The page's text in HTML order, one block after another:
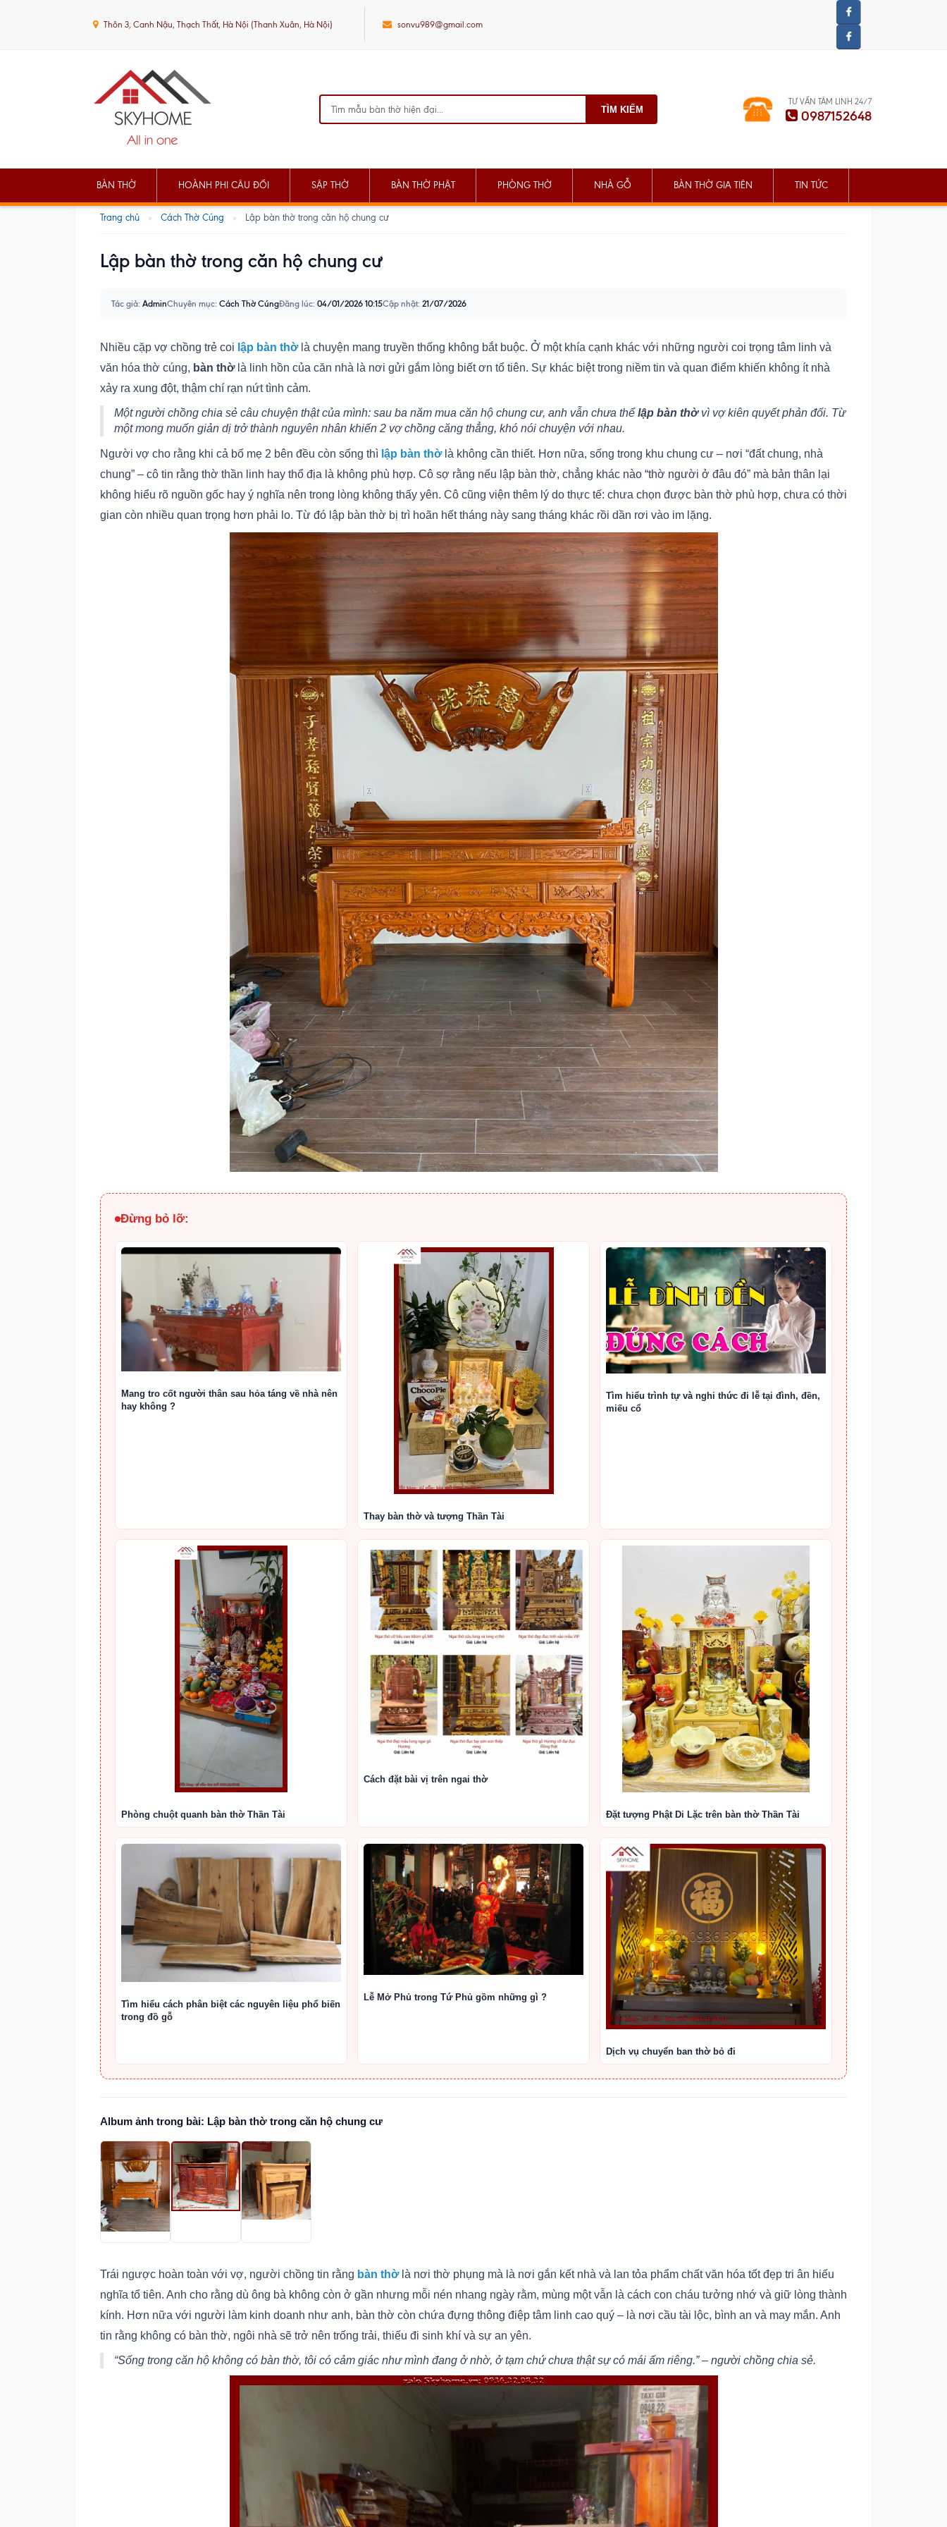
Thôn 3, Canh Nậu, Thạch Thất, Hà Nội (Thanh Xuân, Hà Nội) sonvu989@gmail.com
TÌM KIẾM
TƯ VẤN TÂM LINH 24/7
0987152648
BÀN THỜ HOÀNH PHI CÂU ĐỐI SẬP THỜ BÀN THỜ PHẬT PHÒNG THỜ NHÀ GỖ BÀN THỜ GIA TIÊN TIN TỨC
Trang chủ » Cách Thờ Cúng » Lập bàn thờ trong căn hộ chung cư
Lập bàn thờ trong căn hộ chung cư
Tác giả: AdminChuyên mục: Cách Thờ CúngĐăng lúc: 04/01/2026 10:15Cập nhật: 21/07/2026
Nhiều cặp vợ chồng trẻ coi lập bàn thờlà chuyện mang truyền thống không bắt buộc. Ở một khía cạnh khác với những người coi trọng tâm linh và
văn hóa thờ cúng, bàn thờlà linh hồn của căn nhà là nơi gửi gắm lòng biết ơn tổ tiên. Sự khác biệt trong niềm tin và quan điểm khiến không ít nhà
xảy ra xung đột, thậm chí rạn nứt tình cảm.
Một người chồng chia sẻ câu chuyện thật của mình: sau ba năm mua căn hộ chung cư, anh vẫn chưa thểlập bàn thờvì vợ kiên quyết phản đối. Từ
một mong muốn giản dị trở thành nguyên nhân khiến 2 vợ chồng căng thẳng, khó nói chuyện với nhau.
Người vợ cho rằng khi cả bố mẹ 2 bên đều còn sống thì lập bàn thờlà không cần thiết. Hơn nữa, sống trong khu chung cư – nơi “đất chung, nhà
chung” – cô tin rằng thờ thần linh hay thổ địa là không phù hợp. Cô sợ rằng nếu lập bàn thờ, chẳng khác nào “thờ người ở đâu đó” mà bản thân lại
không hiểu rõ nguồn gốc hay ý nghĩa nên trong lòng không thấy yên. Cô cũng viện thêm lý do thực tế: chưa chọn được bàn thờ phù hợp, chưa có thời
gian còn nhiều quan trọng hơn phải lo. Từ đó lập bàn thờ bị trì hoãn hết tháng này sang tháng khác rồi dần rơi vào im lặng.
Đừng bỏ lỡ:
Mang tro cốt người thân sau hỏa táng về nhà nên
hay không ?
Thay bàn thờ và tượng Thần Tài
Tìm hiểu trình tự và nghi thức đi lễ tại đình, đền,
miếu cổ
Phòng chuột quanh bàn thờ Thần Tài
Cách đặt bài vị trên ngai thờ
Đặt tượng Phật Di Lặc trên bàn thờ Thần Tài
Tìm hiểu cách phân biệt các nguyên liệu phổ biến
trong đồ gỗ
Lễ Mở Phủ trong Tứ Phủ gồm những gì ?
Dịch vụ chuyển ban thờ bỏ đi
Album ảnh trong bài: Lập bàn thờ trong căn hộ chung cư
Trái ngược hoàn toàn với vợ, người chồng tin rằng bàn thờlà nơi thờ phụng mà là nơi gắn kết nhà và lan tỏa phẩm chất văn hóa tốt đẹp tri ân hiếu
nghĩa tổ tiên. Anh cho rằng dù ông bà không còn ở gần nhưng mỗi nén nhang ngày rằm, mùng một vẫn là cách con cháu tưởng nhớ và giữ lòng thành
kính. Hơn nữa với người làm kinh doanh như anh, bàn thờ còn chứa đựng thông điệp tâm linh cao quý – là nơi cầu tài lộc, bình an và may mắn. Anh
tin rằng không có bàn thờ, ngôi nhà sẽ trở nên trống trải, thiếu đi sinh khí và sự an yên.
“Sống trong căn hộ không có bàn thờ, tôi có cảm giác như mình đang ở nhờ, ở tạm chứ chưa thật sự có mái ấm riêng.” – người chồng chia sẻ.